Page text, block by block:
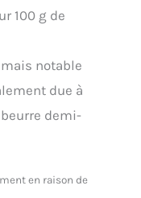
100 g de
notable
due à
demi-
en raison de